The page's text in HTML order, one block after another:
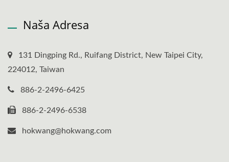
Naša Adresa
131 Dingping Rd., Ruifang District, New Taipei City,
224012, Taiwan
886-2-2496-6425
886-2-2496-6538
hokwang@hokwang.com